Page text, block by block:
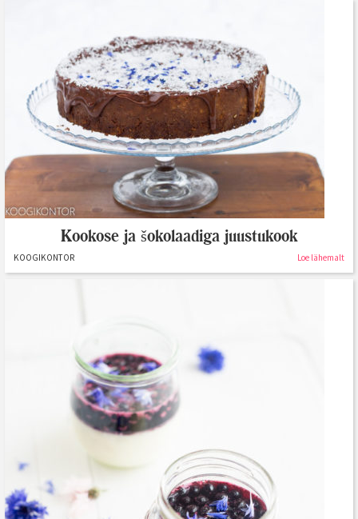
Kookose ja šokolaadiga juustukook
KOOGIKONTOR Loe lähemalt